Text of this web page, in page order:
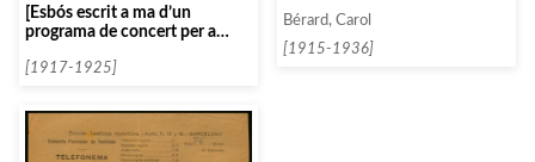
[Esbós escrit a ma d’un
programa de concert per a
[1917-1925]
l’activitat de l’Associació de
Música de Cambra]
Bérard, Carol
[1915-1936]